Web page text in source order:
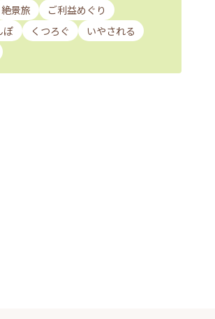
絶景旅
ご利益めぐり
ぽ
くつろぐ
いやされる